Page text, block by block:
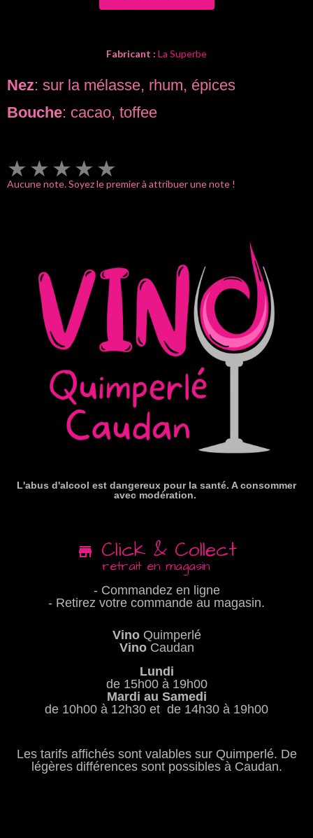
Fabricant : La Superbe
Nez: sur la mélasse, rhum, épices
Bouche: cacao, toffee
★ ★ ★ ★ ★
Aucune note. Soyez le premier à attribuer une note !
L'abus d'alcool est dangereux pour la santé. A consommer
avec modération.
Click & Collect
retrait en magasin
- Commandez en ligne
- Retirez votre commande au magasin.
VinoQuimperlé
VinoCaudan
Lundi
de 15h00 à 19h00
Mardi au Samedi
de 10h00 à 12h30 et de 14h30 à 19h00
Les tarifs affichés sont valables sur Quimperlé. De
légères différences sont possibles à Caudan.